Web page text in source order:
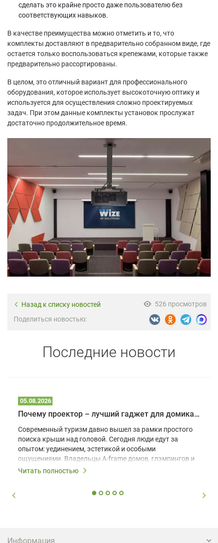
сделать это крайне просто даже пользователю без
соответствующих навыков.
В качестве преимущества можно отметить и то, что
комплекты доставляют в предварительно собранном виде, где
остается только воспользоваться крепежами, которые также
предварительно рассортированы.
В целом, это отличный вариант для профессионального
оборудования, которое использует высокоточную оптику и
используется для осуществления сложно проектируемых
задач. При этом данные комплекты установок прослужат
достаточно продолжительное время.
Назад к списку новостей
526 просмотров
Поделиться новостью:
Последние новости
05.08.2026
Почему проектор – лучший гаджет для домика в глэмпинге
Современный туризм давно вышел за рамки простого
поиска крыши над головой. Сегодня люди едут за
опытом: уединением, эстетикой и особыми
ощущениями. Владельцы A-frame домов, глэмпингов и
шале понимают, что конкуренция растет, и
вернуться и поделиться впечатлениями в соцсетях,
проектора.
Читать полностью
Информация